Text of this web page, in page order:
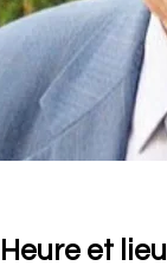
Heure et lieu